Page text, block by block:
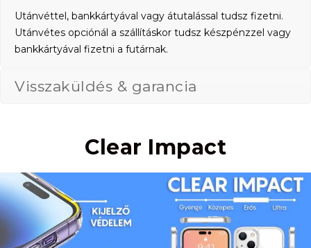
Utánvéttel, bankkártyával vagy átutalással tudsz fizetni.
Utánvétes opciónál a szállításkor tudsz készpénzzel vagy
bankkártyával fizetni a futárnak.
Visszaküldés & garancia
Clear Impact